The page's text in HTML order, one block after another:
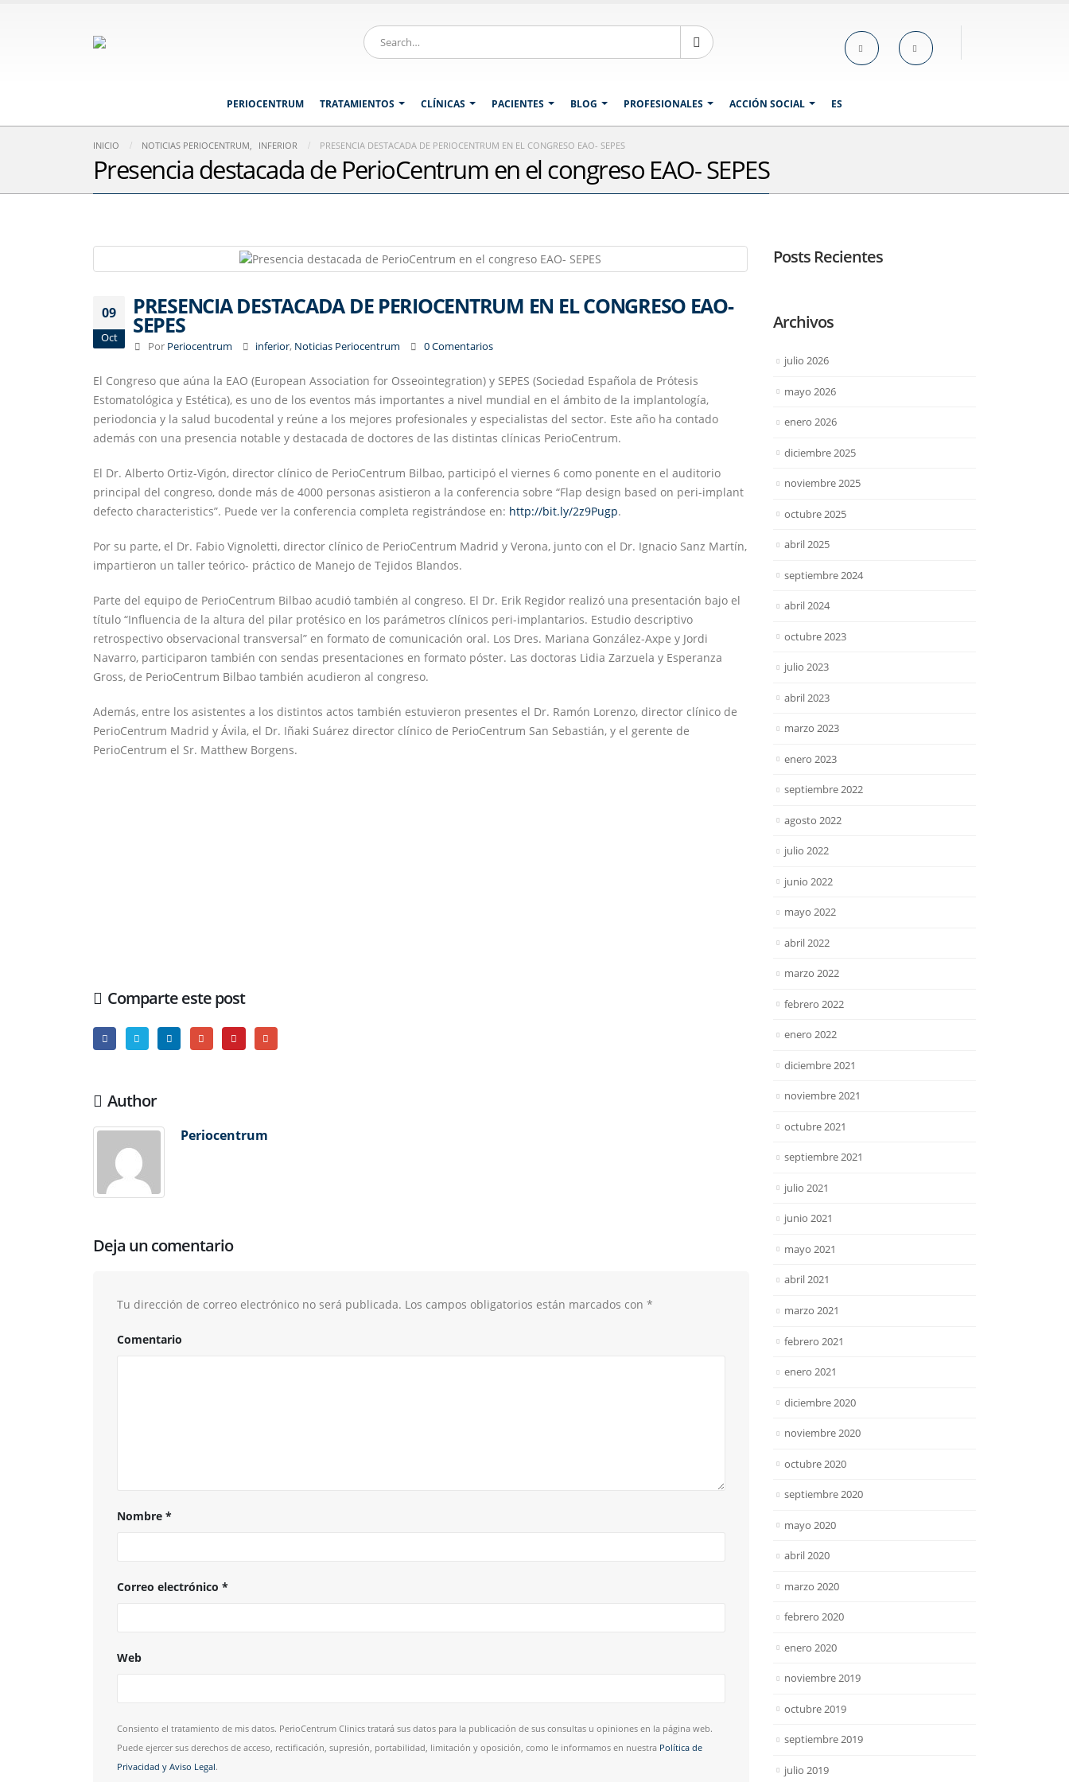
PERIOCENTRUM TRATAMIENTOS CLÍNICAS PACIENTES BLOG PROFESIONALES ACCIÓN SOCIAL ES
INICIO NOTICIAS PERIOCENTRUM, INFERIOR PRESENCIA DESTACADA DE PERIOCENTRUM EN EL CONGRESO EAO- SEPES
Presencia destacada de PerioCentrum en el congreso EAO- SEPES
09
Oct
PRESENCIA DESTACADA DE PERIOCENTRUM EN EL CONGRESO EAO-
SEPES
Por Periocentrum inferior, Noticias Periocentrum 0 Comentarios
El Congreso que aúna la EAO (European Association for Osseointegration) y SEPES (Sociedad Española de Prótesis
Estomatológica y Estética), es uno de los eventos más importantes a nivel mundial en el ámbito de la implantología,
periodoncia y la salud bucodental y reúne a los mejores profesionales y especialistas del sector. Este año ha contado
además con una presencia notable y destacada de doctores de las distintas clínicas PerioCentrum.
El Dr. Alberto Ortiz-Vigón, director clínico de PerioCentrum Bilbao, participó el viernes 6 como ponente en el auditorio
principal del congreso, donde más de 4000 personas asistieron a la conferencia sobre “Flap design based on peri-implant
defecto characteristics”. Puede ver la conferencia completa registrándose en: http://bit.ly/2z9Pugp.
Por su parte, el Dr. Fabio Vignoletti, director clínico de PerioCentrum Madrid y Verona, junto con el Dr. Ignacio Sanz Martín,
impartieron un taller teórico- práctico de Manejo de Tejidos Blandos.
Parte del equipo de PerioCentrum Bilbao acudió también al congreso. El Dr. Erik Regidor realizó una presentación bajo el
título “Influencia de la altura del pilar protésico en los parámetros clínicos peri-implantarios. Estudio descriptivo
retrospectivo observacional transversal” en formato de comunicación oral. Los Dres. Mariana González-Axpe y Jordi
Navarro, participaron también con sendas presentaciones en formato póster. Las doctoras Lidia Zarzuela y Esperanza
Gross, de PerioCentrum Bilbao también acudieron al congreso.
Además, entre los asistentes a los distintos actos también estuvieron presentes el Dr. Ramón Lorenzo, director clínico de
PerioCentrum Madrid y Ávila, el Dr. Iñaki Suárez director clínico de PerioCentrum San Sebastián, y el gerente de
PerioCentrum el Sr. Matthew Borgens.
Comparte este post
Author
Periocentrum
Deja un comentario
Tu dirección de correo electrónico no será publicada. Los campos obligatorios están marcados con *
Comentario
Nombre *
Correo electrónico *
Web
Consiento el tratamiento de mis datos. PerioCentrum Clinics tratará sus datos para la publicación de sus consultas u opiniones en la página web.
Puede ejercer sus derechos de acceso, rectificación, supresión, portabilidad, limitación y oposición, como le informamos en nuestra Política de
Privacidad y Aviso Legal.
Posts Recientes
Archivos
julio 2026
mayo 2026
enero 2026
diciembre 2025
noviembre 2025
octubre 2025
abril 2025
septiembre 2024
abril 2024
octubre 2023
julio 2023
abril 2023
marzo 2023
enero 2023
septiembre 2022
agosto 2022
julio 2022
junio 2022
mayo 2022
abril 2022
marzo 2022
febrero 2022
enero 2022
diciembre 2021
noviembre 2021
octubre 2021
septiembre 2021
julio 2021
junio 2021
mayo 2021
abril 2021
marzo 2021
febrero 2021
enero 2021
diciembre 2020
noviembre 2020
octubre 2020
septiembre 2020
mayo 2020
abril 2020
marzo 2020
febrero 2020
enero 2020
noviembre 2019
octubre 2019
septiembre 2019
julio 2019